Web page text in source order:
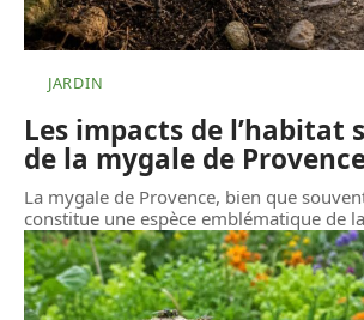
JARDIN
Les impacts de l’habitat
de la mygale de
La mygale de Provence, bien que
constitue une espèce emblématique de